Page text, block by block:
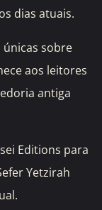
dias atuais.
únicas sobre
aos leitores
antiga
Editions para
Yetzirah